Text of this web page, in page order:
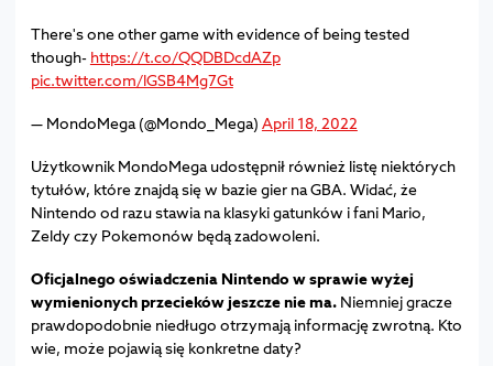
There's one other game with evidence of being tested
though- https://t.co/QQDBDcdAZp
pic.twitter.com/lGSB4Mg7Gt
— MondoMega (@Mondo_Mega) April 18, 2022
Użytkownik MondoMega udostępnił również listę niektórych
tytułów, które znajdą się w bazie gier na GBA. Widać, że
Nintendo od razu stawia na klasyki gatunków i fani Mario,
Zeldy czy Pokemonów będą zadowoleni.
Oficjalnego oświadczenia Nintendo w sprawie wyżej
wymienionych przecieków jeszcze nie ma.Niemniej gracze
prawdopodobnie niedługo otrzymają informację zwrotną. Kto
wie, może pojawią się konkretne daty?